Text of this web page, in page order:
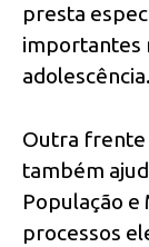
presta
importantes
adolescência.
Outra frente
também
População e
processos